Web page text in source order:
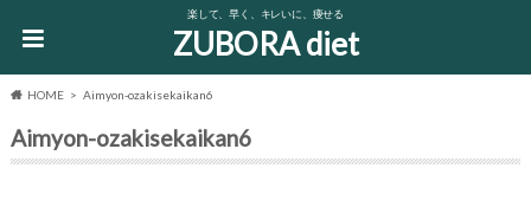
楽して、早く、キレいに、痩せる
ZUBORA diet
HOME Aimyon-ozakisekaikan6
Aimyon-ozakisekaikan6